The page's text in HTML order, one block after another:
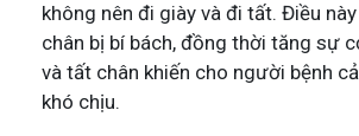
không nên đi giày và đi tất. Điều
chân bị bí bách, đồng thời tăng sự
và tất chân khiến cho người bệnh
khó chịu.